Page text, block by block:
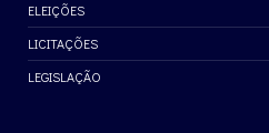
ELEIÇÕES
LICITAÇÕES
LEGISLAÇÃO